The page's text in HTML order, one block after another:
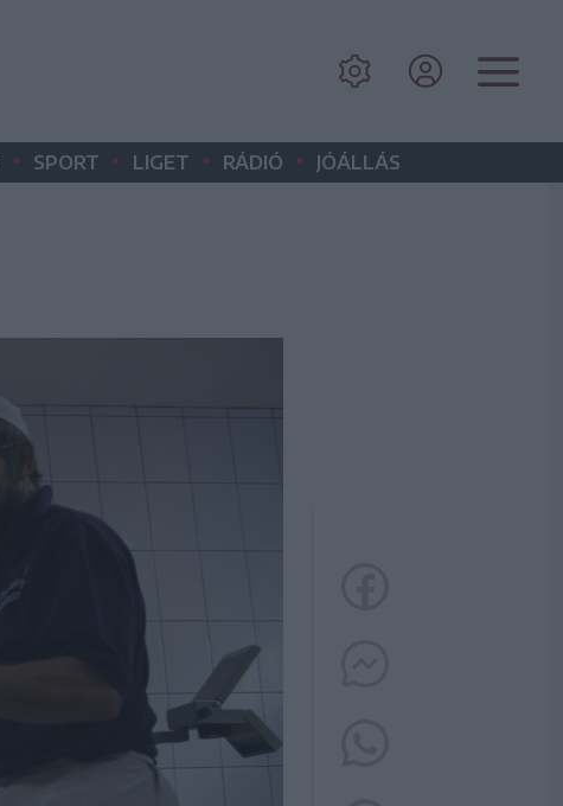
• SPORT • LIGET • RÁDIÓ • JÓÁLLÁS